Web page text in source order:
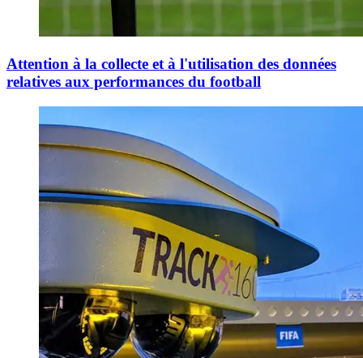
Attention à la collecte et à l'utilisation des données
relatives aux performances du football